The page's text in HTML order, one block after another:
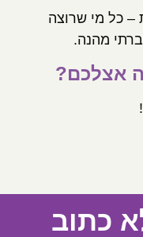
– כל מי שרוצה
מהנה.
אצלכם?
כתוב